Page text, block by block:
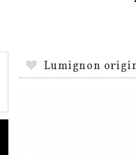
Lumignon